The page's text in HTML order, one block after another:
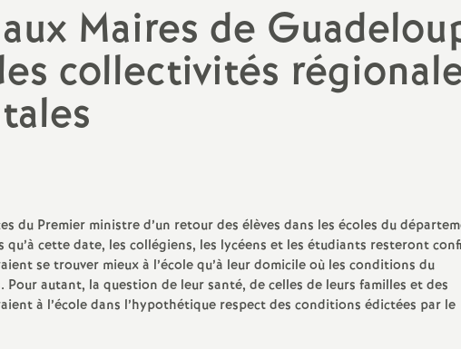
N
a
o
n
Maires de
collectivités
du Premier ministre d’un retour des élèves dans les écoles du
cette date, les collégiens, les lycéens et les étudiants resteront
se trouver mieux à l’école qu’à leur domicile où les conditions du
autant, la question de leur santé, de celles de leurs familles et des
à l’école dans l’hypothétique respect des conditions édictées par le